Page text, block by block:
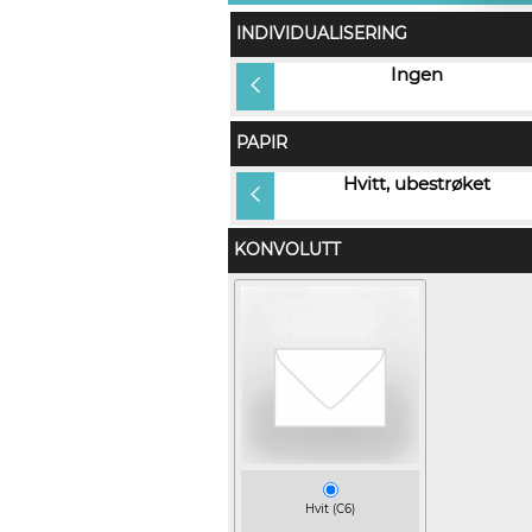
INDIVIDUALISERING
Gjestens navn i produkt og på
Ingen
PAPIR
Hvitt, ubestrøket
KONVOLUTT
Hvit (C6)